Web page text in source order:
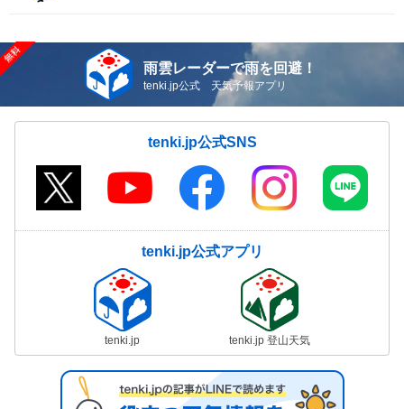
雨雲レーダーで雨を回避！
tenki.jp公式 天気予報アプリ
tenki.jp公式SNS
tenki.jp公式アプリ
tenki.jp tenki.jp 登山天気